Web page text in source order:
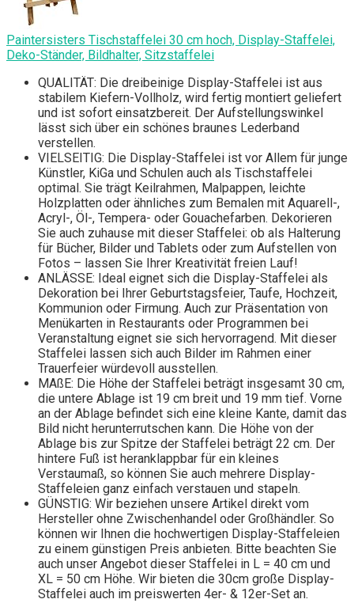
Paintersisters Tischstaffelei 30 cm hoch, Display-Staffelei,
Deko-Ständer, Bildhalter, Sitzstaffelei
QUALITÄT: Die dreibeinige Display-Staffelei ist aus
stabilem Kiefern-Vollholz, wird fertig montiert geliefert
und ist sofort einsatzbereit. Der Aufstellungswinkel
lässt sich über ein schönes braunes Lederband
verstellen.
VIELSEITIG: Die Display-Staffelei ist vor Allem für junge
Künstler, KiGa und Schulen auch als Tischstaffelei
optimal. Sie trägt Keilrahmen, Malpappen, leichte
Holzplatten oder ähnliches zum Bemalen mit Aquarell-,
Acryl-, Öl-, Tempera- oder Gouachefarben. Dekorieren
Sie auch zuhause mit dieser Staffelei: ob als Halterung
für Bücher, Bilder und Tablets oder zum Aufstellen von
Fotos – lassen Sie Ihrer Kreativität freien Lauf!
ANLÄSSE: Ideal eignet sich die Display-Staffelei als
Dekoration bei Ihrer Geburtstagsfeier, Taufe, Hochzeit,
Kommunion oder Firmung. Auch zur Präsentation von
Menükarten in Restaurants oder Programmen bei
Veranstaltung eignet sie sich hervorragend. Mit dieser
Staffelei lassen sich auch Bilder im Rahmen einer
Trauerfeier würdevoll ausstellen.
MAßE: Die Höhe der Staffelei beträgt insgesamt 30 cm,
die untere Ablage ist 19 cm breit und 19 mm tief. Vorne
an der Ablage befindet sich eine kleine Kante, damit das
Bild nicht herunterrutschen kann. Die Höhe von der
Ablage bis zur Spitze der Staffelei beträgt 22 cm. Der
hintere Fuß ist heranklappbar für ein kleines
Verstaumaß, so können Sie auch mehrere Display-
Staffeleien ganz einfach verstauen und stapeln.
GÜNSTIG: Wir beziehen unsere Artikel direkt vom
Hersteller ohne Zwischenhandel oder Großhändler. So
können wir Ihnen die hochwertigen Display-Staffeleien
zu einem günstigen Preis anbieten. Bitte beachten Sie
auch unser Angebot dieser Staffelei in L = 40 cm und
XL = 50 cm Höhe. Wir bieten die 30cm große Display-
Staffelei auch im preiswerten 4er- & 12er-Set an.